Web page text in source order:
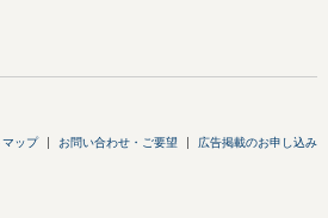
マップ お問い合わせ・ご要望 広告掲載のお申し込み